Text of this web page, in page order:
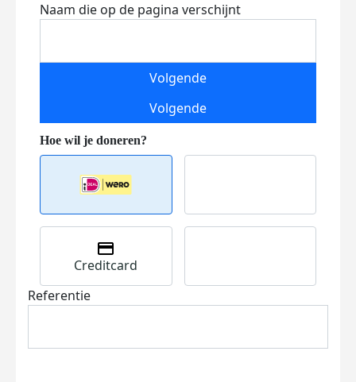
Naam die op de pagina verschijnt
Volgende
Volgende
Creditcard
Referentie